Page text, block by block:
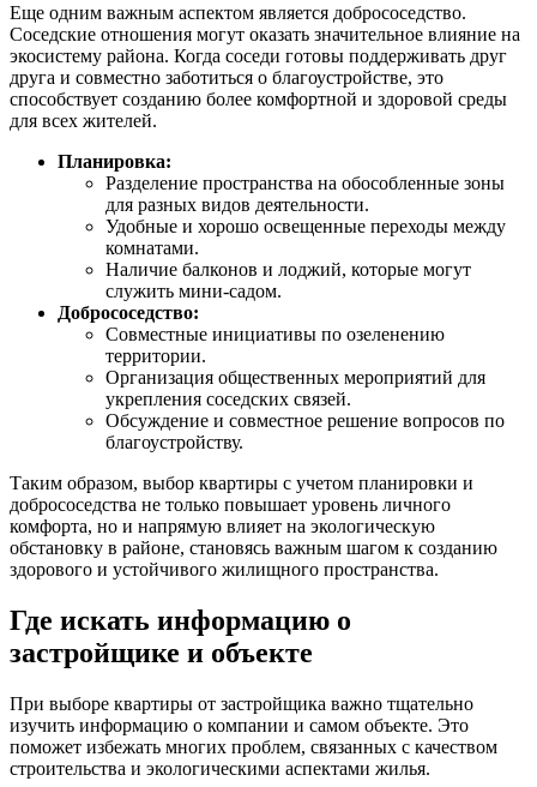
Еще одним важным аспектом является добрососедство.
Соседские отношения могут оказать значительное влияние на
экосистему района. Когда соседи готовы поддерживать друг
друга и совместно заботиться о благоустройстве, это
способствует созданию более комфортной и здоровой среды
для всех жителей.
Планировка:
Разделение пространства на обособленные зоны
для разных видов деятельности.
Удобные и хорошо освещенные переходы между
комнатами.
Наличие балконов и лоджий, которые могут
служить мини-садом.
Добрососедство:
Совместные инициативы по озеленению
территории.
Организация общественных мероприятий для
укрепления соседских связей.
Обсуждение и совместное решение вопросов по
благоустройству.
Таким образом, выбор квартиры с учетом планировки и
добрососедства не только повышает уровень личного
комфорта, но и напрямую влияет на экологическую
обстановку в районе, становясь важным шагом к созданию
здорового и устойчивого жилищного пространства.
Где искать информацию о
застройщике и объекте
При выборе квартиры от застройщика важно тщательно
изучить информацию о компании и самом объекте. Это
поможет избежать многих проблем, связанных с качеством
строительства и экологическими аспектами жилья.